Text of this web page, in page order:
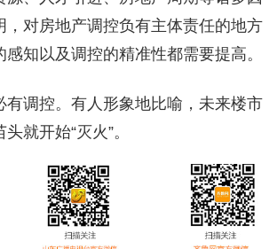
，对房地产调控负有主体责任的地方
知以及调控的精准性都需要提高。
有调控。有人形象地比喻，未来楼市
就开始“灭火”。